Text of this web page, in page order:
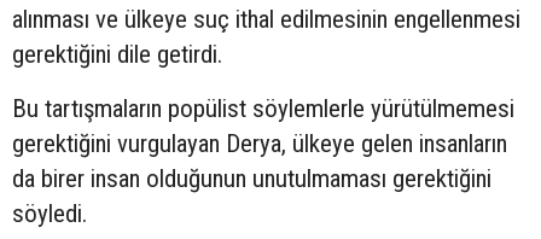
alınması ve ülkeye suç ithal edilmesinin engellenmesi
gerektiğini dile getirdi.
Bu tartışmaların popülist söylemlerle yürütülmemesi
gerektiğini vurgulayan Derya, ülkeye gelen insanların
da birer insan olduğunun unutulmaması gerektiğini
söyledi.